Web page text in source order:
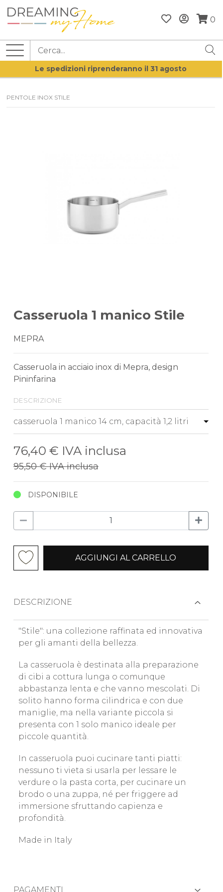
0
Le spedizioni riprenderanno il 31 agosto
PENTOLE INOX STILE
Casseruola 1 manico Stile
MEPRA
Casseruola in acciaio inox di Mepra, design
Pininfarina
descrizione
76,40 € IVA inclusa
95,50 €IVA inclusa
DISPONIBILE
AGGIUNGI AL CARRELLO
DESCRIZIONE
"Stile": una collezione raffinata ed innovativa
per gli amanti della bellezza.
La casseruola è destinata alla preparazione
di cibi a cottura lunga o comunque
abbastanza lenta e che vanno mescolati. Di
solito hanno forma cilindrica e con due
maniglie, ma nella variante piccola si
presenta con 1 solo manico ideale per
piccole quantità.
In casseruola puoi cucinare tanti piatti:
nessuno ti vieta si usarla per lessare le
verdure o la pasta corta, per cucinare un
brodo o una zuppa, né per friggere ad
immersione sfruttando capienza e
profondità.
Made in Italy
PAGAMENTI